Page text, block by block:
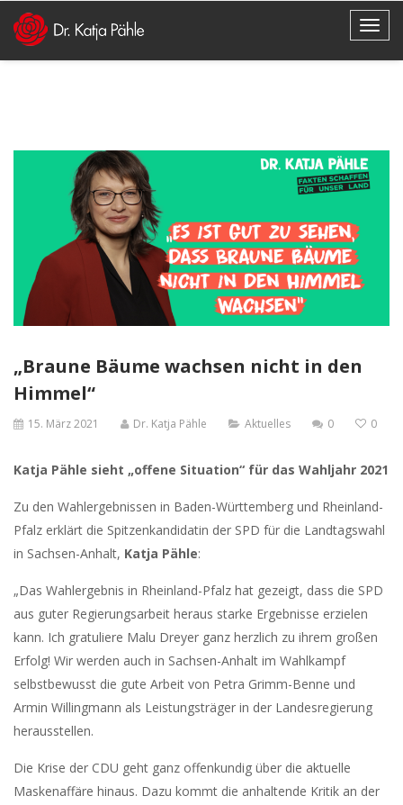
„Braune Bäume wachsen nicht in den
Himmel“
15. März 2021 Dr. Katja Pähle Aktuelles 0 0
Katja Pähle sieht „offene Situation“ für das Wahljahr 2021
Zu den Wahlergebnissen in Baden-Württemberg und Rheinland-
Pfalz erklärt die Spitzenkandidatin der SPD für die Landtagswahl
in Sachsen-Anhalt, Katja Pähle:
„Das Wahlergebnis in Rheinland-Pfalz hat gezeigt, dass die SPD
aus guter Regierungsarbeit heraus starke Ergebnisse erzielen
kann. Ich gratuliere Malu Dreyer ganz herzlich zu ihrem großen
Erfolg! Wir werden auch in Sachsen-Anhalt im Wahlkampf
selbstbewusst die gute Arbeit von Petra Grimm-Benne und
Armin Willingmann als Leistungsträger in der Landesregierung
herausstellen.
Die Krise der CDU geht ganz offenkundig über die aktuelle
Maskenaffäre hinaus. Dazu kommt die anhaltende Kritik an der